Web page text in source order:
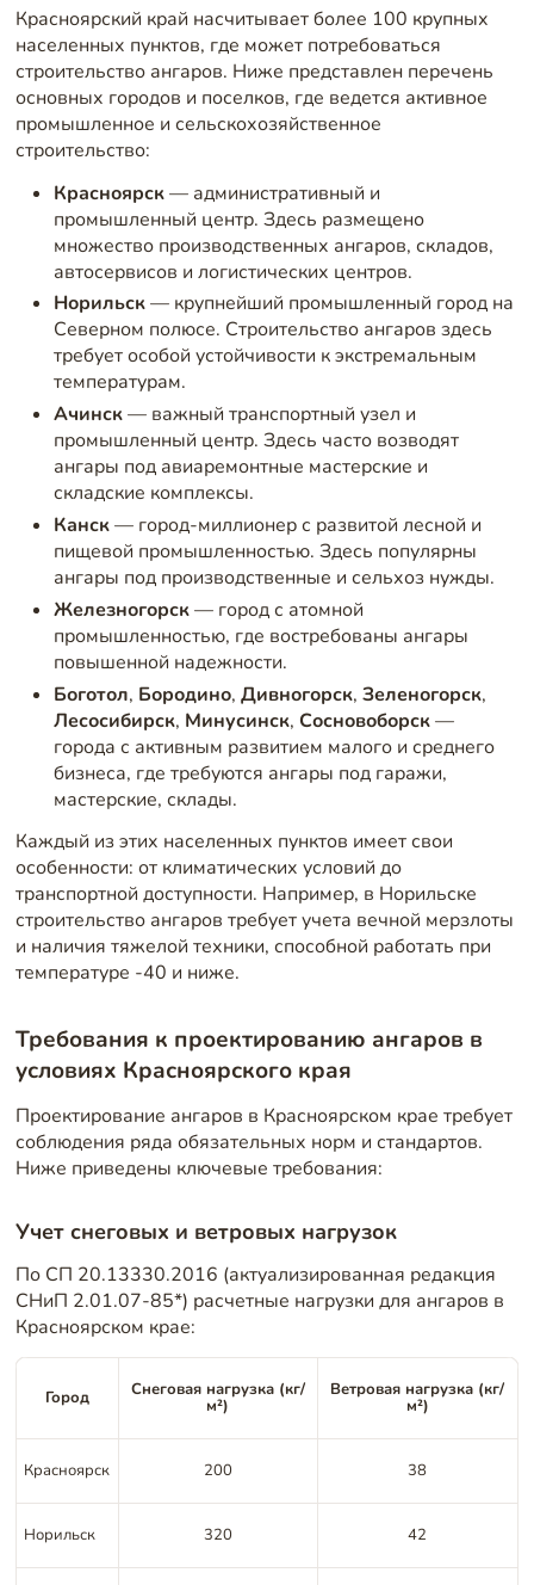
Красноярский край насчитывает более 100 крупных
населенных пунктов, где может потребоваться
строительство ангаров. Ниже представлен перечень
основных городов и поселков, где ведется активное
промышленное и сельскохозяйственное
строительство:
Красноярск— административный и
промышленный центр. Здесь размещено
множество производственных ангаров, складов,
автосервисов и логистических центров.
Норильск— крупнейший промышленный город на
Северном полюсе. Строительство ангаров здесь
требует особой устойчивости к экстремальным
температурам.
Ачинск— важный транспортный узел и
промышленный центр. Здесь часто возводят
ангары под авиаремонтные мастерские и
складские комплексы.
Канск— город-миллионер с развитой лесной и
пищевой промышленностью. Здесь популярны
ангары под производственные и сельхоз нужды.
Железногорск— город с атомной
промышленностью, где востребованы ангары
повышенной надежности.
Боготол, Бородино, Дивногорск, Зеленогорск,
Лесосибирск, Минусинск, Сосновоборск—
города с активным развитием малого и среднего
бизнеса, где требуются ангары под гаражи,
мастерские, склады.
Каждый из этих населенных пунктов имеет свои
особенности: от климатических условий до
транспортной доступности. Например, в Норильске
строительство ангаров требует учета вечной мерзлоты
и наличия тяжелой техники, способной работать при
температуре -40 и ниже.
Требования к проектированию ангаров в
условиях Красноярского края
Проектирование ангаров в Красноярском крае требует
соблюдения ряда обязательных норм и стандартов.
Ниже приведены ключевые требования:
Учет снеговых и ветровых нагрузок
По СП 20.13330.2016 (актуализированная редакция
СНиП 2.01.07-85*) расчетные нагрузки для ангаров в
Красноярском крае:
Город Снеговая нагрузка (кг/
м²)
Ветровая нагрузка (кг/
м²)
Красноярск 200 38
Норильск 320 42